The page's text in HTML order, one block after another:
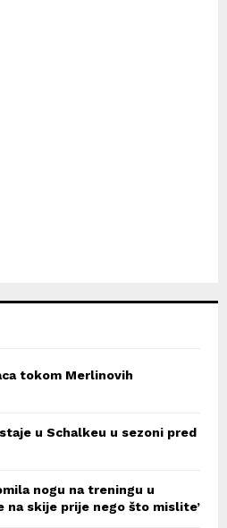
tokom Merlinovih
u Schalkeu u sezoni pred
nogu na treningu u
na skije prije nego što mislite’